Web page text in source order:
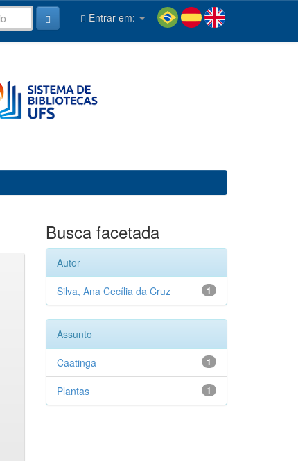
Entrar em:
Busca facetada
Autor
1
Silva, Ana Cecília da Cruz
Assunto
1
Caatinga
1
Plantas